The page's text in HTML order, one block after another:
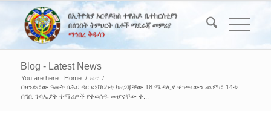
Blog - Latest News
You are here: Home / ዜና /
በዘንድሮው ዓመት ባሕር ዳር ዩኒቨርስቲ ካዘጋጃቸው 18 ሜዳሊያ ዋንጫውን ጨምሮ 14ቱ
በግቢ ጉባኤያት ተማሪዎች የተወሰዱ መሆናቸው ተ...